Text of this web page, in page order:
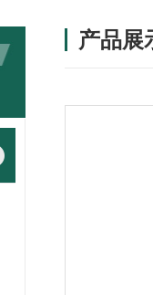
产品展